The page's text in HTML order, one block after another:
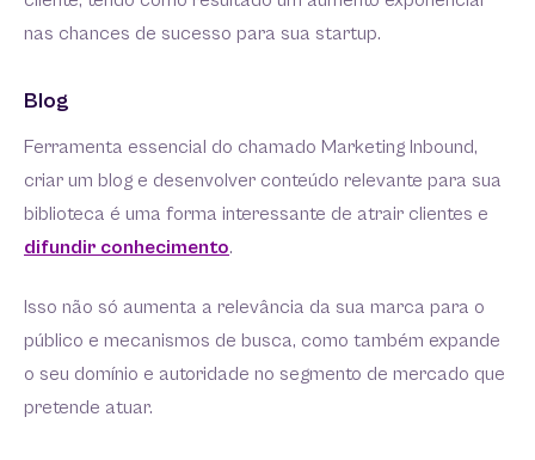
nas chances de sucesso para sua startup.
Blog
Ferramenta essencial do chamado Marketing Inbound,
criar um blog e desenvolver conteúdo relevante para sua
biblioteca é uma forma interessante de atrair clientes e
difundir conhecimento.
Isso não só aumenta a relevância da sua marca para o
público e mecanismos de busca, como também expande
o seu domínio e autoridade no segmento de mercado que
pretende atuar.